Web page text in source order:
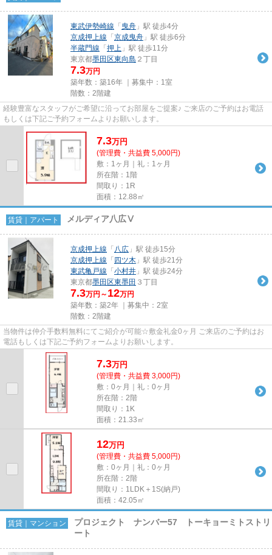
東武伊勢崎線 「 曳舟 」駅 徒歩4分
京成押上線 「 京成曳舟 」駅 徒歩6分
半蔵門線 「 押上 」駅 徒歩11分
東京都墨田区東向島 ２丁目
7.3万円
築年数：築16年 ｜募集中： 1室
階数：2階建
経験豊富なスタッフがご希望に沿ってお部屋をご提案♪ ご来店のご予約はお電話
もしくは下記ご予約フォームよりお願いします。
7.3万円
(管理費・共益費 5,000円)
敷：1ヶ月｜礼：1ヶ月
所在階：1階
間取り：1R
面積：12.88㎡
賃貸｜アパート メルディア八広Ⅴ
京成押上線 「 八広 」駅 徒歩15分
京成押上線 「 四ツ木 」駅 徒歩21分
東武亀戸線 「 小村井 」駅 徒歩24分
東京都墨田区東墨田 ３丁目
7.3万円～ 12万円
築年数：築2年 ｜募集中： 2室
階数：2階建
当物件は仲介手数料無料にてご紹介が可能☆敷金礼金0ヶ月 ご来店のご予約はお
電話もしくは下記ご予約フォームよりお願いします。
7.3万円
(管理費・共益費 3,000円)
敷：0ヶ月｜礼：0ヶ月
所在階：2階
間取り：1K
面積：21.33㎡
12万円
(管理費・共益費 5,000円)
敷：0ヶ月｜礼：0ヶ月
所在階：2階
間取り：1LDK＋1S(納戸)
面積：42.05㎡
賃貸｜マンション
プロジェクト ナンバー57 トーキョーミトストリ
ート